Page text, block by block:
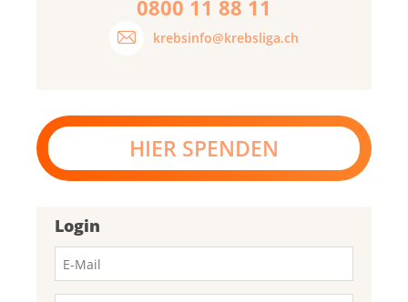
0800 11 88 11
krebsinfo@krebsliga.ch
HIER SPENDEN
Login